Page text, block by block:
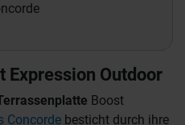
Expression Outdoor
Boost
Concorde besticht durch ihre